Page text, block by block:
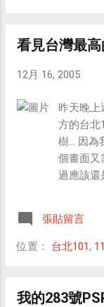
看見台灣最
12月 16, 2005
昨天晚上
方的台北
樹… 因為
個畫面又
過應該還
張貼留言
位置： 台北101,
我的283號